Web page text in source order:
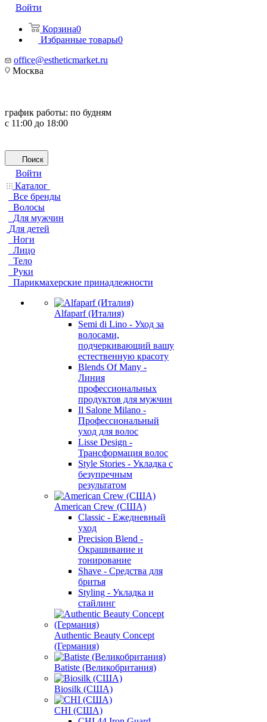
Войти
Корзина0
Избранные товары0
office@estheticmarket.ru
Москва
график работы: по будням
с 11:00 до 18:00
Поиск
Войти
Каталог
Все бренды
Волосы
Для мужчин
Для детей
Ноги
Лицо
Тело
Руки
Парикмахерские принадлежности
Alfaparf (Италия)
Semi di Lino - Уход за
волосами,
подчеркивающий вашу
естественную красоту
Blends Of Many -
Линия
профессиональных
продуктов для мужчин
Il Salone Milano -
Профессиональный
уход для волос
Lisse Design -
Трансформация волос
Style Stories - Укладка с
безупречным
результатом
American Crew (США)
Classic - Ежедневный
уход
Precision Blend -
Окрашивание и
тонирование
Shave - Средства для
бритья
Styling - Укладка и
стайлинг
Authentic Beauty Concept
(Германия)
Batiste (Великобритания)
Biosilk (США)
CHI (США)